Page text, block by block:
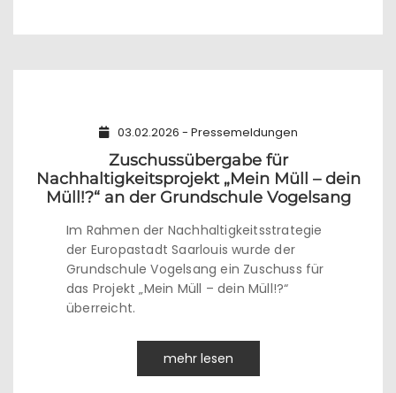
03.02.2026 - Pressemeldungen
Zuschussübergabe für
Nachhaltigkeitsprojekt „Mein Müll – dein
Müll!?“ an der Grundschule Vogelsang
Im Rahmen der Nachhaltigkeitsstrategie
der Europastadt Saarlouis wurde der
Grundschule Vogelsang ein Zuschuss für
das Projekt „Mein Müll – dein Müll!?“
überreicht.
mehr lesen